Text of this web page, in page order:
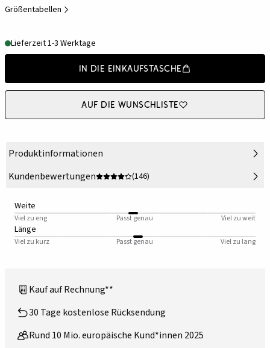
Größentabellen
Lieferzeit 1-3 Werktage
In die Einkaufstasche
Auf die Wunschliste
Produktinformationen
Kundenbewertungen
(146)
Weite
Viel zu eng Passt genau Viel zu weit
Länge
Viel zu kurz Passt genau Viel zu lang
Kauf auf Rechnung**
30 Tage kostenlose Rücksendung
Rund 10 Mio. europäische Kund*innen 2025